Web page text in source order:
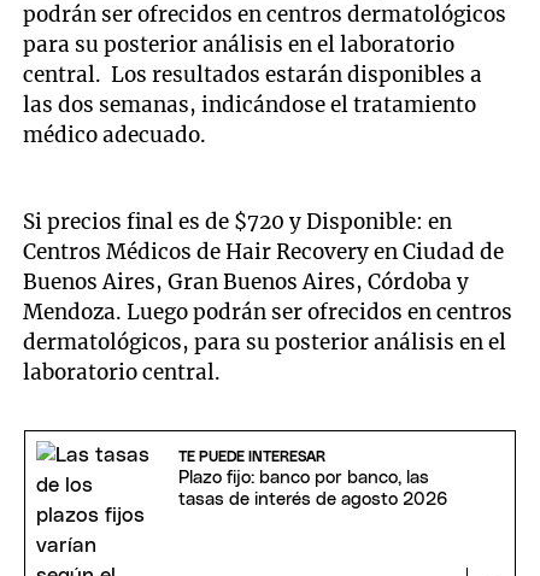
podrán ser ofrecidos en centros dermatológicos
para su posterior análisis en el laboratorio
central. Los resultados estarán disponibles a
las dos semanas, indicándose el tratamiento
médico adecuado.
Si precios final es de $720 y Disponible: en
Centros Médicos de Hair Recovery en Ciudad de
Buenos Aires, Gran Buenos Aires, Córdoba y
Mendoza. Luego podrán ser ofrecidos en centros
dermatológicos, para su posterior análisis en el
laboratorio central.
TE PUEDE INTERESAR
Plazo fijo: banco por banco, las
tasas de interés de agosto 2026